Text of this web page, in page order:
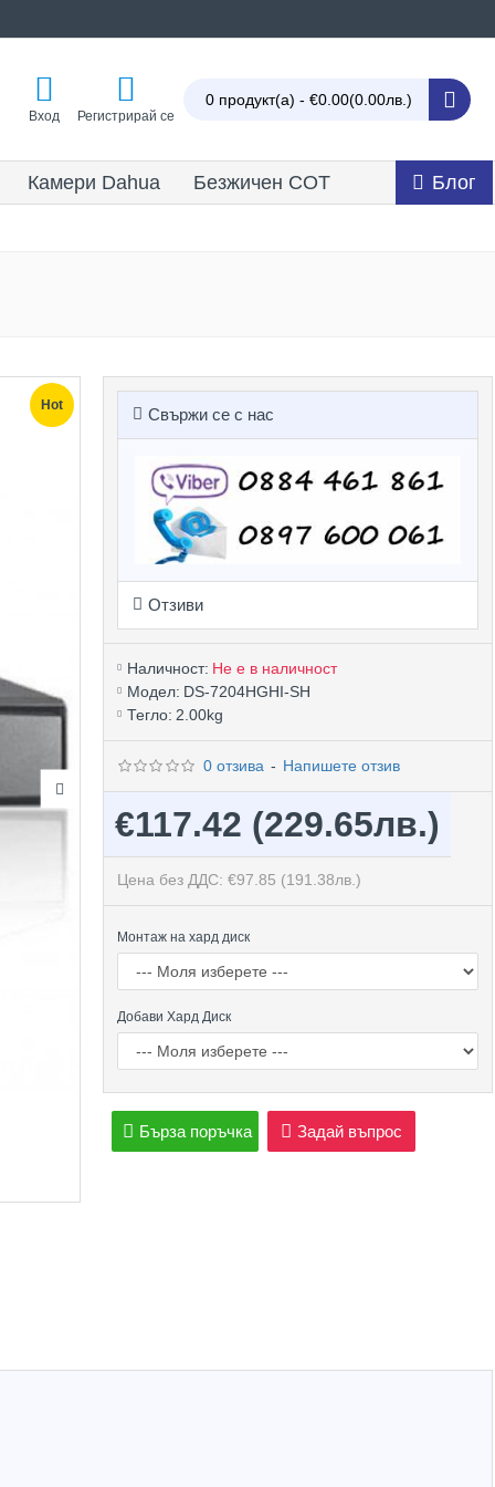
Вход Регистрирай се
0 продукт(а) - €0.00(0.00лв.)
Камери Dahua Безжичен СОТ Блог
Hot Свържи се с нас
Отзиви
Наличност: Не е в наличност
Модел: DS-7204HGHI-SH
Тегло: 2.00kg
0 отзива - Напишете отзив
€117.42 (229.65лв.)
Цена без ДДС: €97.85 (191.38лв.)
Монтаж на хард диск
Добави Хард Диск
Бърза поръчка Задай въпрос